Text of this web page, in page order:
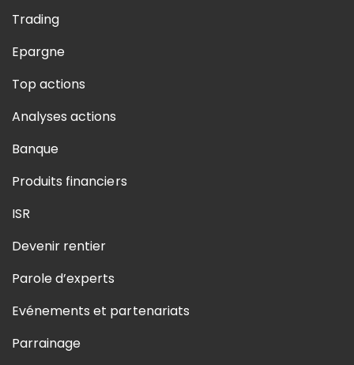
Trading
Epargne
Top actions
Analyses actions
Banque
Produits financiers
ISR
Devenir rentier
Parole d’experts
Evénements et partenariats
Parrainage